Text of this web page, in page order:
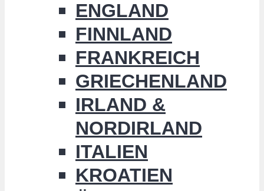
ENGLAND
FINNLAND
FRANKREICH
GRIECHENLAND
IRLAND &
NORDIRLAND
ITALIEN
KROATIEN